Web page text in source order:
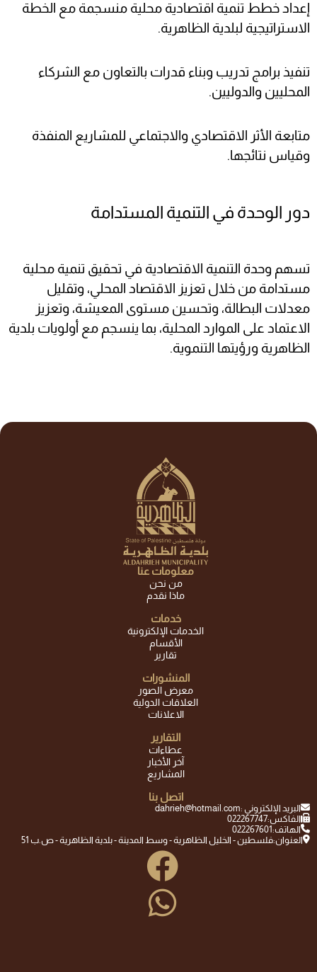
إعداد خطط تنمية اقتصادية محلية منسجمة مع الخطة
الاستراتيجية لبلدية الظاهرية.
تنفيذ برامج تدريب وبناء قدرات بالتعاون مع الشركاء
المحليين والدوليين.
متابعة الأثر الاقتصادي والاجتماعي للمشاريع المنفذة
وقياس نتائجها.
دور الوحدة في التنمية المستدامة
تسهم وحدة التنمية الاقتصادية في تحقيق تنمية محلية
مستدامة من خلال تعزيز الاقتصاد المحلي، وتقليل
معدلات البطالة، وتحسين مستوى المعيشة، وتعزيز
الاعتماد على الموارد المحلية، بما ينسجم مع أولويات بلدية
الظاهرية ورؤيتها التنموية.
معلومات عنا
من نحن
ماذا نقدم
خدمات
الخدمات الإلكترونية
الأقسام
تقارير
المنشورات
معرض الصور
العلاقات الدولية
الاعلانات
التقارير
عطاءات
آخر الأخبار
المشاريع
اتصل بنا
البريد الإلكتروني :dahrieh@hotmail.com
الفاكس:022267747
الهاتف:022267601
العنوان:فلسطين - الخليل الظاهرية - وسط المدينة - بلدية الظاهرية - ص.ب 51